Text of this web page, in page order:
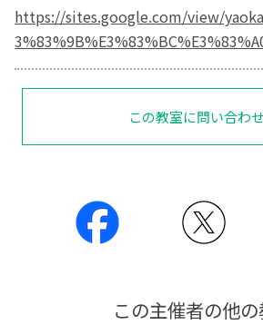
https://sites.google.com/view/
この教室に問い合わ
この主催者の他